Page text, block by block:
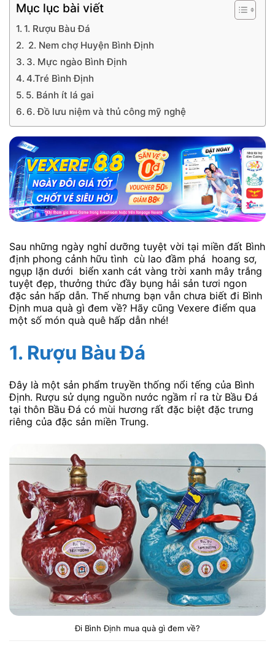
Mục lục bài viết
1. Rượu Bàu Đá
2. Nem chợ Huyện Bình Định
3. Mực ngào Bình Định
4.Tré Bình Định
5. Bánh ít lá gai
6. Đồ lưu niệm và thủ công mỹ nghệ
Sau những ngày nghỉ dưỡng tuyệt vời tại miền đất Bình
định phong cảnh hữu tình cù lao đầm phá hoang sơ,
ngụp lặn dưới biển xanh cát vàng trời xanh mây trắng
tuyệt đẹp, thưởng thức đầy bụng hải sản tươi ngon
đặc sản hấp dẫn. Thế nhưng bạn vẫn chưa biết đi Bình
Định mua quà gì đem về? Hãy cũng Vexere điểm qua
một số món quà quê hấp dẫn nhé!
1. Rượu Bàu Đá
Đây là một sản phẩm truyền thống nổi tếng của Bình
Ðịnh. Rượu sử dụng nguồn nước ngầm rỉ ra từ Bầu Ðá
tại thôn Bầu Ðá có mùi hương rất đặc biệt đặc trưng
riêng của đặc sản miền Trung.
Đi Bình Định mua quà gì đem về?